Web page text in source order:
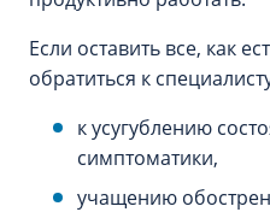
Если оставить все, как
обратиться к
к усугублению
симптоматики,
учащению